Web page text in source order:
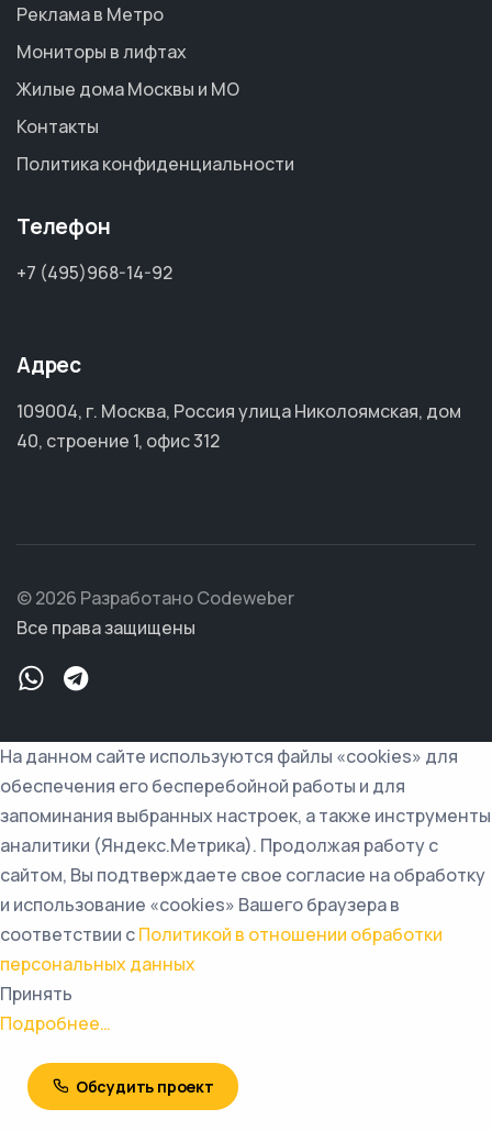
Реклама в Метро
Мониторы в лифтах
Жилые дома Москвы и МО
Контакты
Политика конфиденциальности
Телефон
+7 (495)968-14-92
Адрес
109004, г. Москва, Россия улица Николоямская, дом
40, строение 1, офис 312
© 2026 Разработано Codeweber
Все права защищены
На данном сайте используются файлы «cookies» для
обеспечения его бесперебойной работы и для
запоминания выбранных настроек, а также инструменты
аналитики (Яндекс.Метрика). Продолжая работу с
сайтом, Вы подтверждаете свое согласие на обработку
и использование «cookies» Вашего браузера в
соответствии сПолитикой в отношении обработки
персональных данных
Принять
Подробнее…
Обсудить проект